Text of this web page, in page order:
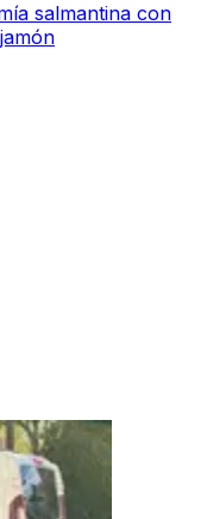
salmantina con